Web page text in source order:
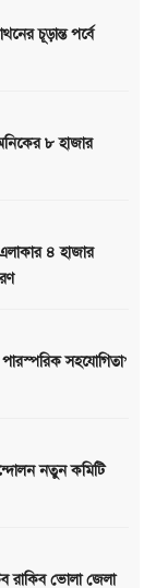
চূড়ান্ত পর্বে
৮ হাজার
৪ হাজার
পারস্পরিক সহযোগিতা’
নতুন কমিটি
রাকিব ভোলা জেলা